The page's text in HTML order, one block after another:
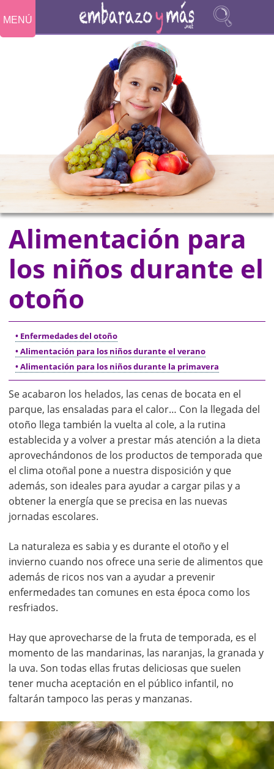
MENÚ
Alimentación para
los niños durante el
otoño
• Enfermedades del otoño
• Alimentación para los niños durante el verano
• Alimentación para los niños durante la primavera
Se acabaron los helados, las cenas de bocata en el
parque, las ensaladas para el calor… Con la llegada del
otoño llega también la vuelta al cole, a la rutina
establecida y a volver a prestar más atención a la dieta
aprovechándonos de los productos de temporada que
el clima otoñal pone a nuestra disposición y que
además, son ideales para ayudar a cargar pilas y a
obtener la energía que se precisa en las nuevas
jornadas escolares.
La naturaleza es sabia y es durante el otoño y el
invierno cuando nos ofrece una serie de alimentos que
además de ricos nos van a ayudar a prevenir
enfermedades tan comunes en esta época como los
resfriados.
Hay que aprovecharse de la fruta de temporada, es el
momento de las mandarinas, las naranjas, la granada y
la uva. Son todas ellas frutas deliciosas que suelen
tener mucha aceptación en el público infantil, no
faltarán tampoco las peras y manzanas.